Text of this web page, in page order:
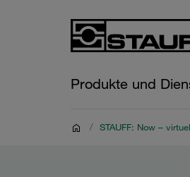
Produkte und
/ STAUFF: Now –